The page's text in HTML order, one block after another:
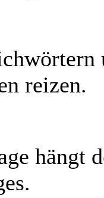
reizen.
hängt